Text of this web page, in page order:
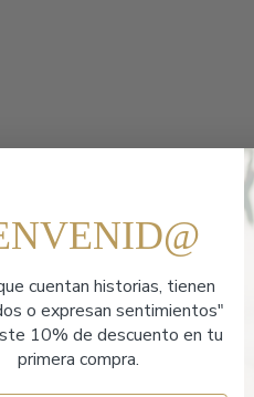
cuentan historias, tienen
o expresan sentimientos"
10% de descuento en tu
primera compra.